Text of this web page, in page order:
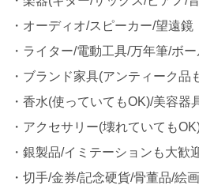
・オーディオ/スピーカー/望遠鏡
・ライター/電動工具/万年筆/ボ
・ブランド家具(アンティーク品
・香水(使っていてもOK)/美容器
・アクセサリー(壊れていても
・銀製品/イミテーションも大歓
・切手/金券/記念硬貨/骨董品/絵